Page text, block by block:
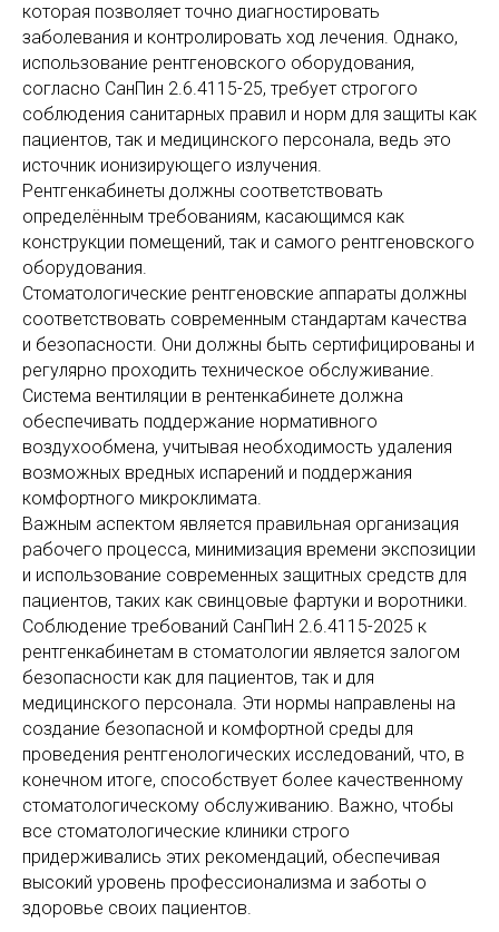
которая позволяет точно диагностировать
заболевания и контролировать ход лечения. Однако,
использование рентгеновского оборудования,
согласно СанПин 2.6.4115-25, требует строгого
соблюдения санитарных правил и норм для защиты как
пациентов, так и медицинского персонала, ведь это
источник ионизирующего излучения.
Рентгенкабинеты должны соответствовать
определённым требованиям, касающимся как
конструкции помещений, так и самого рентгеновского
оборудования.
Стоматологические рентгеновские аппараты должны
соответствовать современным стандартам качества
и безопасности. Они должны быть сертифицированы и
регулярно проходить техническое обслуживание.
Система вентиляции в рентенкабинете должна
обеспечивать поддержание нормативного
воздухообмена, учитывая необходимость удаления
возможных вредных испарений и поддержания
комфортного микроклимата.
Важным аспектом является правильная организация
рабочего процесса, минимизация времени экспозиции
и использование современных защитных средств для
пациентов, таких как свинцовые фартуки и воротники.
Соблюдение требований СанПиН 2.6.4115-2025 к
рентгенкабинетам в стоматологии является залогом
безопасности как для пациентов, так и для
медицинского персонала. Эти нормы направлены на
создание безопасной и комфортной среды для
проведения рентгенологических исследований, что, в
конечном итоге, способствует более качественному
стоматологическому обслуживанию. Важно, чтобы
все стоматологические клиники строго
придерживались этих рекомендаций, обеспечивая
высокий уровень профессионализма и заботы о
здоровье своих пациентов.